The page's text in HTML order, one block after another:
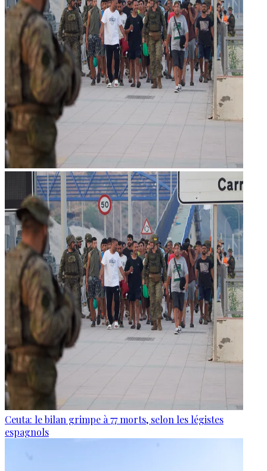
Ceuta: le bilan grimpe à 77 morts, selon les légistes
espagnols